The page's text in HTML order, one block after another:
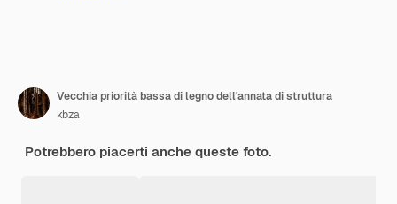
Vecchia priorità bassa di legno dell'annata di struttura
kbza
Potrebbero piacerti anche queste foto.